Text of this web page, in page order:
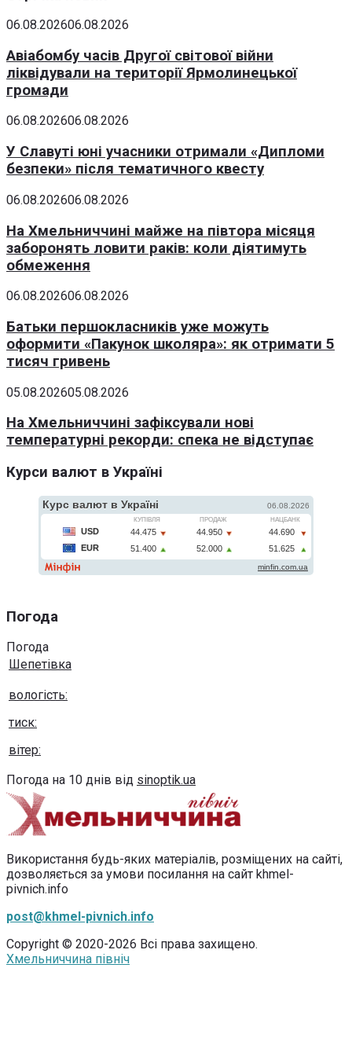
06.08.202606.08.2026
Авіабомбу часів Другої світової війни
ліквідували на території Ярмолинецької
громади
06.08.202606.08.2026
У Славуті юні учасники отримали «Дипломи
безпеки» після тематичного квесту
06.08.202606.08.2026
На Хмельниччині майже на півтора місяця
заборонять ловити раків: коли діятимуть
обмеження
06.08.202606.08.2026
Батьки першокласників уже можуть
оформити «Пакунок школяра»: як отримати 5
тисяч гривень
05.08.202605.08.2026
На Хмельниччині зафіксували нові
температурні рекорди: спека не відступає
Курси валют в Україні
Погода
Погода
Шепетівка
вологість:
тиск:
вітер:
Погода на 10 днів від sinoptik.ua
Використання будь-яких матеріалів, розміщених на сайті,
дозволяється за умови посилання на сайт khmel-
pivnich.info
post@khmel-pivnich.info
Copyright © 2020-2026 Всі права захищено.
Хмельниччина північ